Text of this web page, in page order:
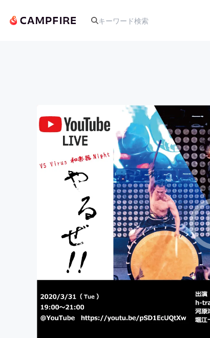
アート・写真
テクノロジー・ガジェット
映像・映画
ビジネス・起業
まちづくり・地域活性化